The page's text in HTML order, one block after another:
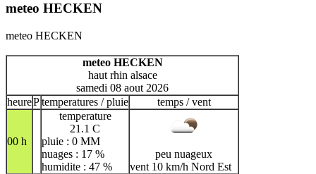
meteo HECKEN
meteo HECKEN
meteo HECKEN
haut rhin alsace
samedi 08 aout 2026
heurePtemperatures / pluie temps / vent
00 h
temperature
21.1 C
pluie : 0 MM
nuages : 17 %
humidite : 47 %
peu nuageux
vent 10 km/h Nord Est